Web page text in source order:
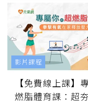
【免費線上課】
燃脂體育課：超
影片課程